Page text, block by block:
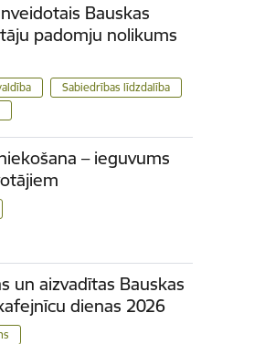
Bauskas
padomju nolikums
Sabiedrības līdzdalība
– ieguvums
un aizvadītas Bauskas
dienas 2026